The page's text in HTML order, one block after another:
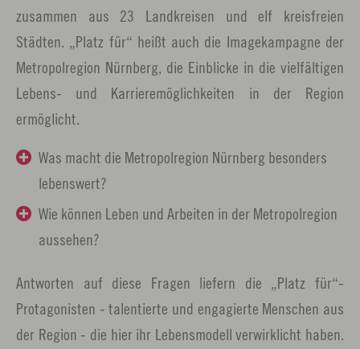
zusammen aus 23 Landkreisen und elf kreisfreien
Städten. „Platz für“ heißt auch die Imagekampagne der
Metropolregion Nürnberg, die Einblicke in die vielfältigen
Lebens- und Karrieremöglichkeiten in der Region
ermöglicht.
Was macht die Metropolregion Nürnberg besonders
lebenswert?
Wie können Leben und Arbeiten in der Metropolregion
aussehen?
Antworten auf diese Fragen liefern die „Platz für“-
Protagonisten - talentierte und engagierte Menschen aus
der Region - die hier ihr Lebensmodell verwirklicht haben.